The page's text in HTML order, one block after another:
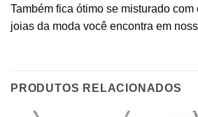
Também fica ótimo se misturado
joias da moda você encontra em
PRODUTOS RELACIONADOS